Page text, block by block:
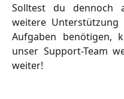
Solltest du dennoch
weitere
Aufgaben benötigen,
unser Support-Team
weiter!